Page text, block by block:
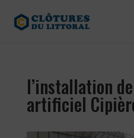
l’installation
artificiel